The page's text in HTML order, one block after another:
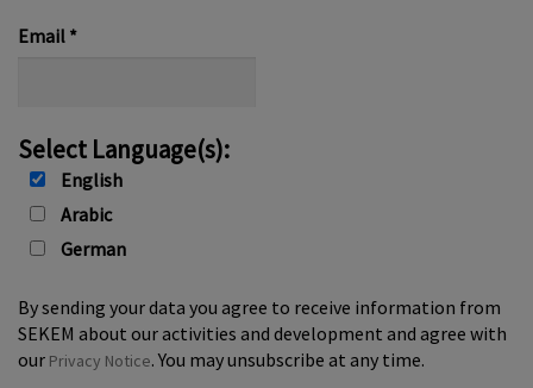
Email *
Select Language(s):
English
Arabic
German
By sending your data you agree to receive information from
SEKEM about our activities and development and agree with
our Privacy Notice. You may unsubscribe at any time.